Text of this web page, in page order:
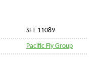
SFT 11089
Pacific Fly Group